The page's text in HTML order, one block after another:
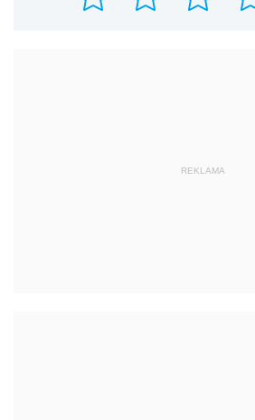
REKLAMA